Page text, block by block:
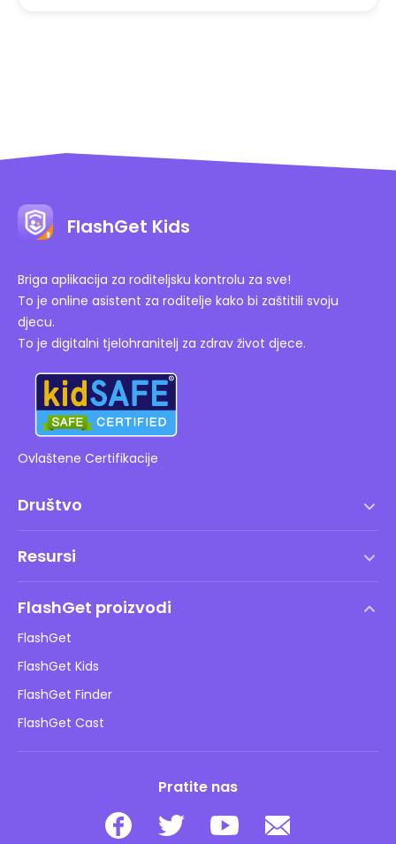
FlashGet Kids
Briga aplikacija za roditeljsku kontrolu za sve!
To je online asistent za roditelje kako bi zaštitili svoju
djecu.
To je digitalni tjelohranitelj za zdrav život djece.
Ovlaštene Certifikacije
Društvo
DMCA politika
Pravila o privatnosti
Pravila oglašavanja
Ne prodajte moje informacije
Resursi
Sigurnost djece online
Preuzimanje
FlashGet proizvodi
FlashGet
FlashGet Kids
FlashGet Finder
FlashGet Cast
Pratite nas